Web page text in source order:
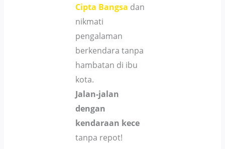
Cipta Bangsa dan
nikmati
pengalaman
berkendara tanpa
hambatan di ibu
kota.
Jalan-jalan
dengan
kendaraan kece
tanpa repot!